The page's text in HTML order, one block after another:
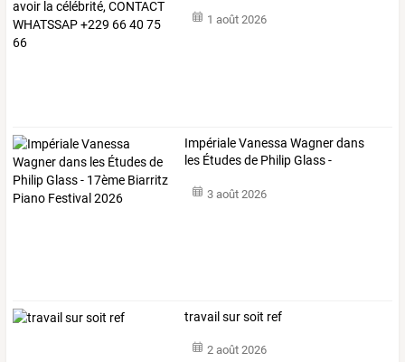
1 août 2026
ImpérialeVanessa Wagnerdans
les Étudesde PhilipGlass-
3 août 2026
travail sur soit ref
2 août 2026